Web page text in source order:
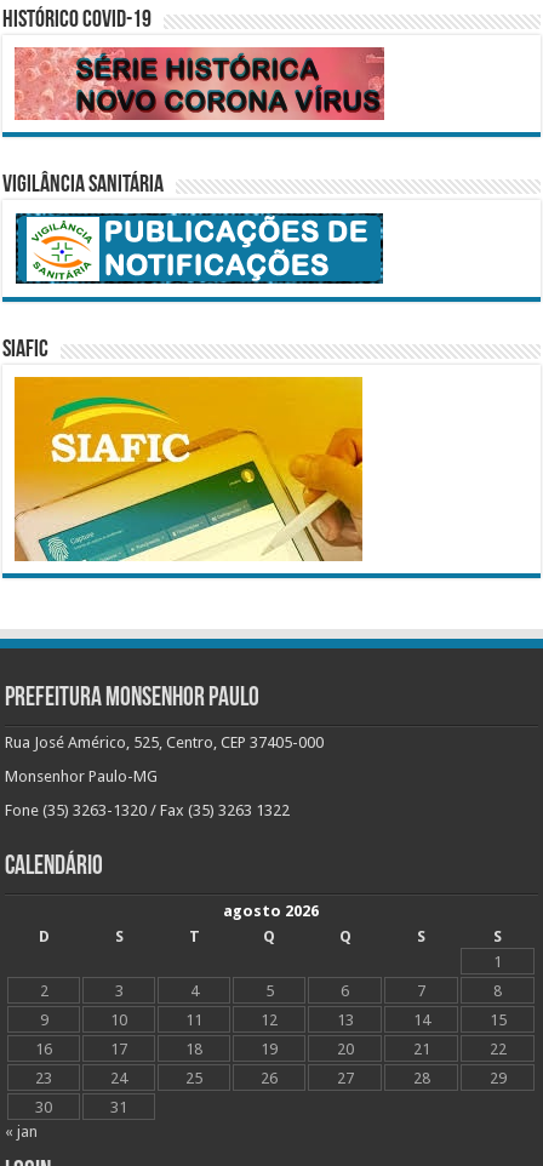
Histórico COVID-19
Vigilância Sanitária
SIAFIC
Prefeitura Monsenhor Paulo
Rua José Américo, 525, Centro, CEP 37405-000
Monsenhor Paulo-MG
Fone (35) 3263-1320 / Fax (35) 3263 1322
Calendário
agosto 2026
D
S T Q Q S
S
1
2
3 4 5 6 7
8
9
10 11 12 13 14
15
16
17 18 19 20 21
22
23
24 25 26 27 28
29
30
31
« jan